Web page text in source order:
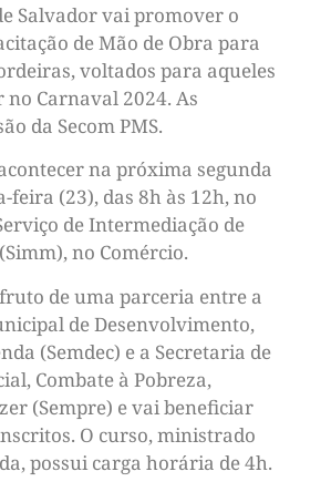
Salvador vai promover o
de Mão de Obra para
voltados para aqueles
Carnaval 2024. As
da Secom PMS.
na próxima segunda
feira (23), das 8h às 12h, no
de Intermediação de
no Comércio.
de uma parceria entre a
de Desenvolvimento,
(Semdec) e a Secretaria de
Combate à Pobreza,
(Sempre) e vai beneficiar
O curso, ministrado
possui carga horária de 4h.